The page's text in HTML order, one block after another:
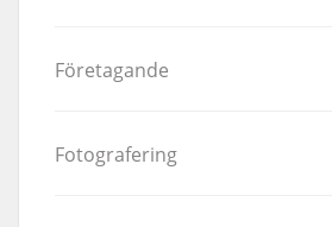
Företagande
Fotografering